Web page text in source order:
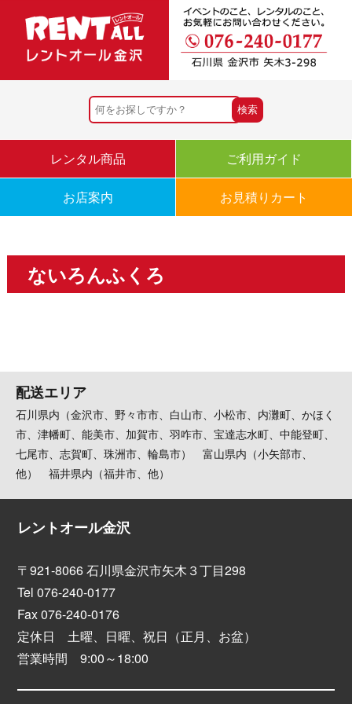
レンタル商品 ご利用ガイド
お店案内 お見積りカート
ないろんふくろ
配送エリア
石川県内（金沢市、野々市市、白山市、小松市、内灘町、かほく
市、津幡町、能美市、加賀市、羽咋市、宝達志水町、中能登町、
七尾市、志賀町、珠洲市、輪島市） 富山県内（小矢部市、
他） 福井県内（福井市、他）
レントオール金沢
〒921-8066 石川県金沢市矢木３丁目298
Tel 076-240-0177
Fax 076-240-0176
定休日 土曜、日曜、祝日（正月、お盆）
営業時間 9:00～18:00